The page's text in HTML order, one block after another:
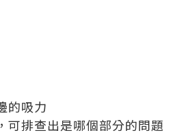
的吸力
可排查出是哪個部分的問題